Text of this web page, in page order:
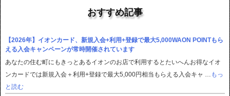
おすすめ記事
【2026年】イオンカード、新規入会+利用+登録で最大5,000WAON POINTもら
える入会キャンペーンが常時開催されています
あなたの住む町にもきっとあるイオンのお店で利用するとたいへんお得なイオ
ンカードでは新規入会＋利用+登録で最大5,000円相当もらえる入会キャ …
もっ
と読む